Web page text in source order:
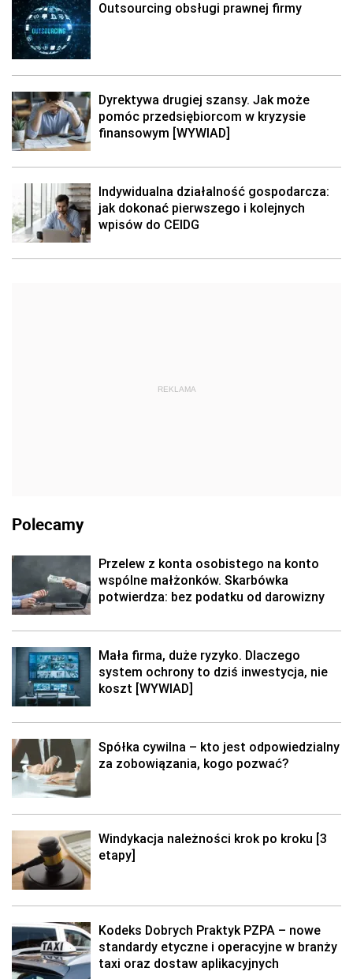
Outsourcing obsługi prawnej firmy
Dyrektywa drugiej szansy. Jak może
pomóc przedsiębiorcom w kryzysie
finansowym [WYWIAD]
Indywidualna działalność gospodarcza:
jak dokonać pierwszego i kolejnych
wpisów do CEIDG
REKLAMA
Polecamy
Przelew z konta osobistego na konto
wspólne małżonków. Skarbówka
potwierdza: bez podatku od darowizny
Mała firma, duże ryzyko. Dlaczego
system ochrony to dziś inwestycja, nie
koszt [WYWIAD]
Spółka cywilna – kto jest odpowiedzialny
za zobowiązania, kogo pozwać?
Windykacja należności krok po kroku [3
etapy]
Kodeks Dobrych Praktyk PZPA – nowe
standardy etyczne i operacyjne w branży
taxi oraz dostaw aplikacyjnych